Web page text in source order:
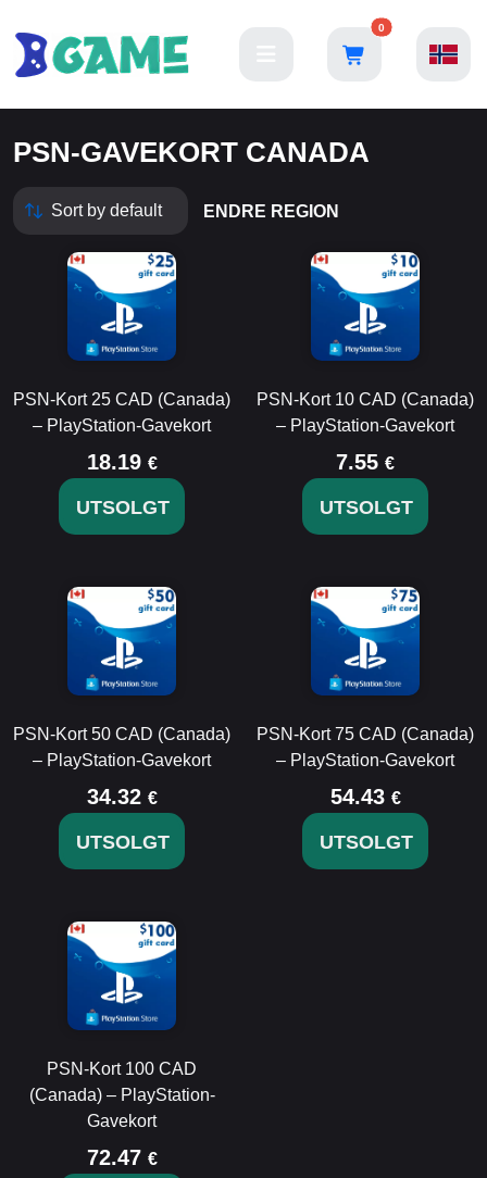
0
PSN-GAVEKORT CANADA
ENDRE REGION
PSN-Kort 25 CAD (Canada)
– PlayStation-Gavekort
18.19 €
UTSOLGT
PSN-Kort 10 CAD (Canada)
– PlayStation-Gavekort
7.55 €
UTSOLGT
PSN-Kort 50 CAD (Canada)
– PlayStation-Gavekort
34.32 €
UTSOLGT
PSN-Kort 75 CAD (Canada)
– PlayStation-Gavekort
54.43 €
UTSOLGT
PSN-Kort 100 CAD
(Canada) – PlayStation-
Gavekort
72.47 €